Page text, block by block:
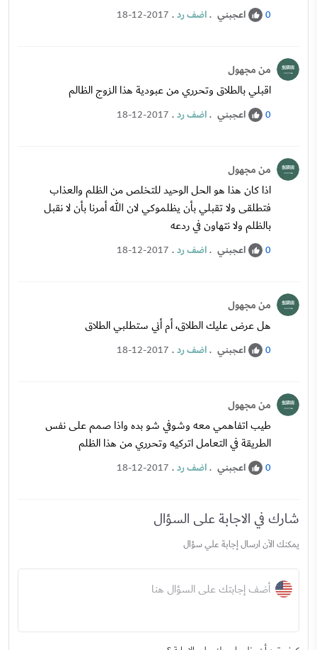
0 اعجبني .اضف رد.
18-12-2017
من مجهول
اقبلي بالطلاق وتحرري من عبودية هذا الزوج الظالم
0 اعجبني .اضف رد.
18-12-2017
من مجهول
اذا كان هذا هو الحل الوحيد للتخلص من الظلم والعذاب
فتطلقى ولا تقبلي بأن يظلموكي لان الله أمرنا بأن لا نقبل
بالظلم ولا نتهاون في ردعه
0 اعجبني .اضف رد.
18-12-2017
من مجهول
هل عرض عليك الطلاق، أم أني ستطلبي الطلاق
0 اعجبني .اضف رد.
18-12-2017
من مجهول
طيب اتفاهمي معه وشوفي شو بده واذا صمم على نفس
الطريقة في التعامل اتركيه وتحرري من هذا الظلم
0 اعجبني .اضف رد.
18-12-2017
شارك في الاجابة على السؤال
يمكنك الآن ارسال إجابة علي سؤال
أضف إجابتك على السؤال هنا